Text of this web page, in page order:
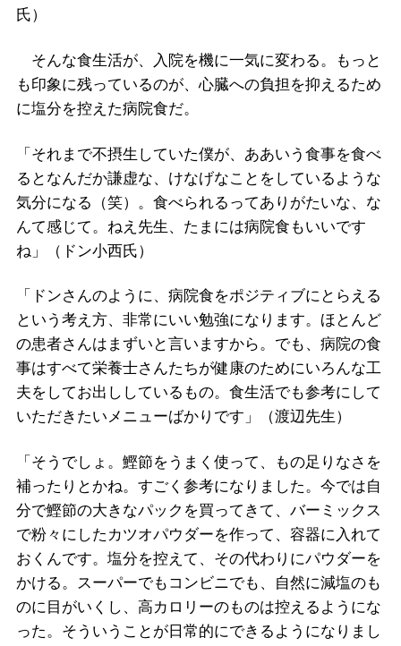
氏）
そんな食生活が、入院を機に一気に変わる。もっと
も印象に残っているのが、心臓への負担を抑えるため
に塩分を控えた病院食だ。
「それまで不摂生していた僕が、ああいう食事を食べ
るとなんだか謙虚な、けなげなことをしているような
気分になる（笑）。食べられるってありがたいな、な
んて感じて。ねえ先生、たまには病院食もいいです
ね」（ドン小西氏）
「ドンさんのように、病院食をポジティブにとらえる
という考え方、非常にいい勉強になります。ほとんど
の患者さんはまずいと言いますから。でも、病院の食
事はすべて栄養士さんたちが健康のためにいろんな工
夫をしてお出ししているもの。食生活でも参考にして
いただきたいメニューばかりです」（渡辺先生）
「そうでしょ。鰹節をうまく使って、もの足りなさを
補ったりとかね。すごく参考になりました。今では自
分で鰹節の大きなパックを買ってきて、バーミックス
で粉々にしたカツオパウダーを作って、容器に入れて
おくんです。塩分を控えて、その代わりにパウダーを
かける。スーパーでもコンビニでも、自然に減塩のも
のに目がいくし、高カロリーのものは控えるようにな
った。そういうことが日常的にできるようになりまし